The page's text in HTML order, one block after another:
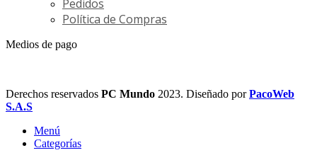
Pedidos
Política de Compras
Medios de pago
Derechos reservados PC Mundo 2023. Diseñado porPacoWeb
S.A.S
Menú
Categorías